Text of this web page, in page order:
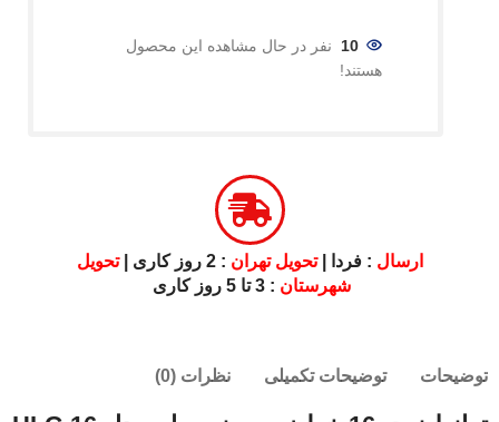
10 نفر در حال مشاهده این محصول
هستند!
ارسال : فردا |تحویل تهران : 2 روز کاری |
تحویل
شهرستان : 3 تا 5 روز کاری
توضیحات توضیحات تکمیلی نظرات (0)